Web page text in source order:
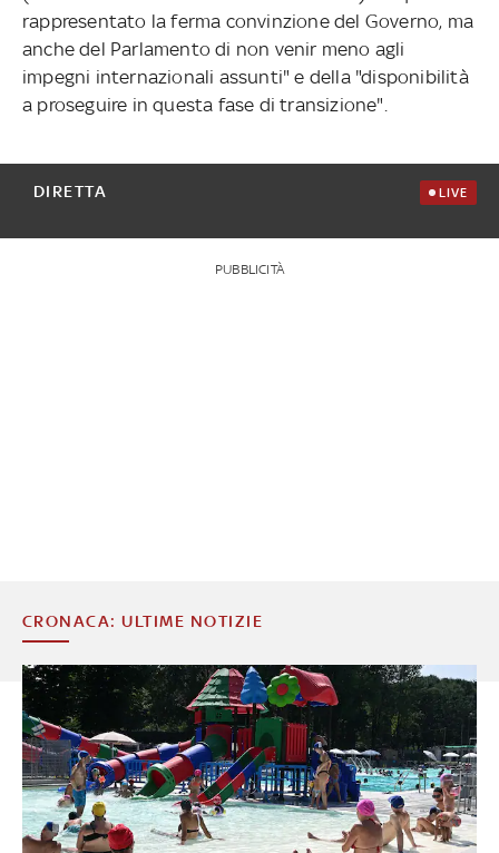
rappresentato la ferma convinzione del Governo, ma
anche del Parlamento di non venir meno agli
impegni internazionali assunti" e della "disponibilità
a proseguire in questa fase di transizione".
DIRETTA LIVE
PUBBLICITÀ
CRONACA: ULTIME NOTIZIE